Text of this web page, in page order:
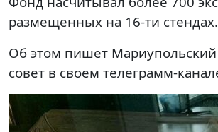
размещенных на 16-ти стендах.
Об этом пишет Мариупольский
совет в своем телеграмм-